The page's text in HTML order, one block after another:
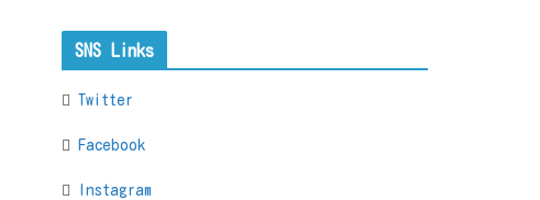
SNS Links
Twitter
Facebook
Instagram